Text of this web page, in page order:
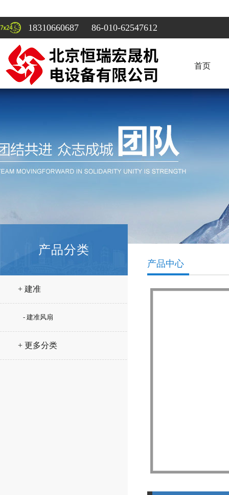
18310660687 86-010-62547612
首页
产品分类
+ 建准
- 建准风扇
+ 更多分类
产品中心